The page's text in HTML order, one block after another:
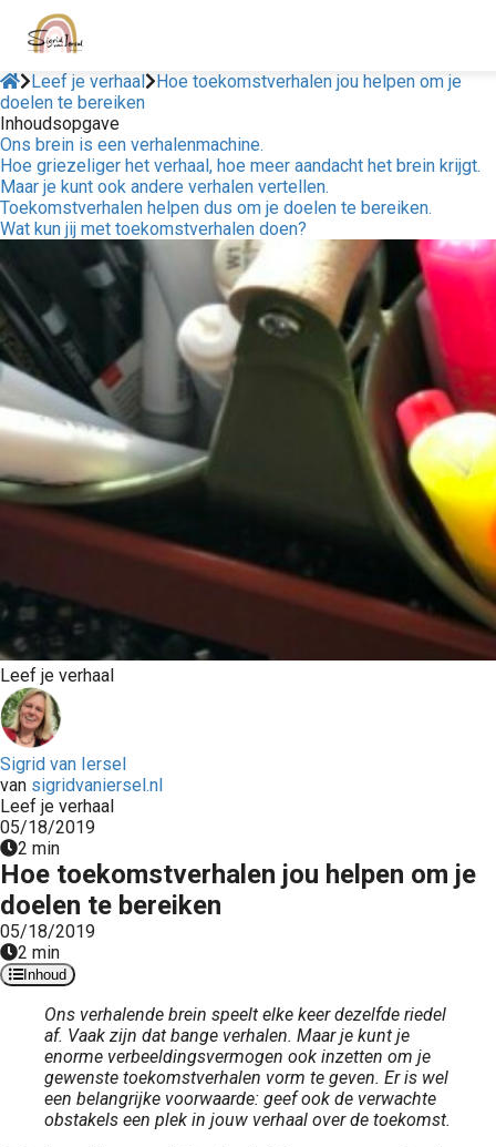
Leef je verhaal Hoe toekomstverhalen jou helpen om je
doelen te bereiken
Inhoudsopgave
Ons brein is een verhalenmachine.
Hoe griezeliger het verhaal, hoe meer aandacht het brein krijgt.
Maar je kunt ook andere verhalen vertellen.
Toekomstverhalen helpen dus om je doelen te bereiken.
Wat kun jij met toekomstverhalen doen?
Leef je verhaal
Sigrid van Iersel
van sigridvaniersel.nl
Leef je verhaal
05/18/2019
2 min
Hoe toekomstverhalen jou helpen om je
doelen te bereiken
05/18/2019
2 min
Inhoud
Ons verhalende brein speelt elke keer dezelfde riedel
af. Vaak zijn dat bange verhalen. Maar je kunt je
enorme verbeeldingsvermogen ook inzetten om je
gewenste toekomstverhalen vorm te geven. Er is wel
een belangrijke voorwaarde: geef ook de verwachte
obstakels een plek in jouw verhaal over de toekomst.